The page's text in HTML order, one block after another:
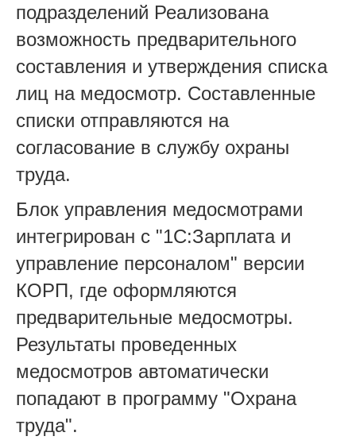
подразделений Реализована
возможность предварительного
составления и утверждения списка
лиц на медосмотр. Составленные
списки отправляются на
согласование в службу охраны
труда.
Блок управления медосмотрами
интегрирован с "1С:Зарплата и
управление персоналом" версии
КОРП, где оформляются
предварительные медосмотры.
Результаты проведенных
медосмотров автоматически
попадают в программу "Охрана
труда".